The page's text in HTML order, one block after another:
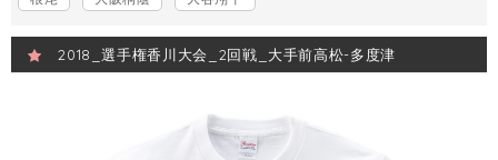
2018_選手権香川大会_2回戦_大手前高松-多度津